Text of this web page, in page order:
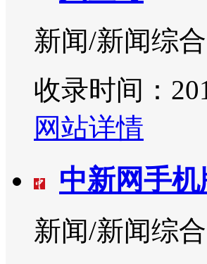
新闻/新闻综合
收录时间：
网站详情
中新网手机
新闻/新闻综合